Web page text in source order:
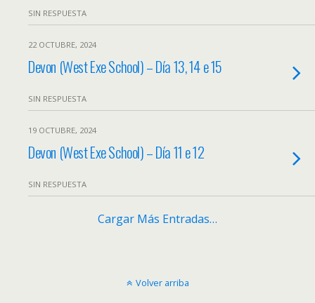
SIN RESPUESTA
22 OCTUBRE, 2024
Devon (West Exe School) – Día 13, 14 e 15
SIN RESPUESTA
19 OCTUBRE, 2024
Devon (West Exe School) – Día 11 e 12
SIN RESPUESTA
Cargar Más Entradas…
Volver arriba